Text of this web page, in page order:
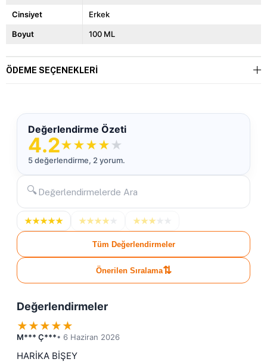
Cinsiyet Erkek
Boyut 100 ML
ÖDEME SEÇENEKLERI
Değerlendirme Özeti
4.2★★★★ ★
5 değerlendirme, 2 yorum.
🔍
★★★★★ ★★★★ ★★★
Tüm Değerlendirmeler
Önerilen Sıralama⇅
Değerlendirmeler
★★★★★
M*** Ç***• 6 Haziran 2026
HARİKA BİŞEY